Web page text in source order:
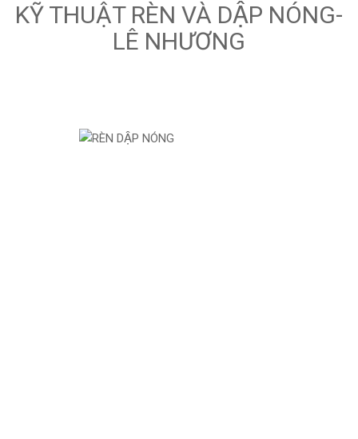
KỸ THUẬT RÈN VÀ DẬP NÓNG-
LÊ NHƯƠNG